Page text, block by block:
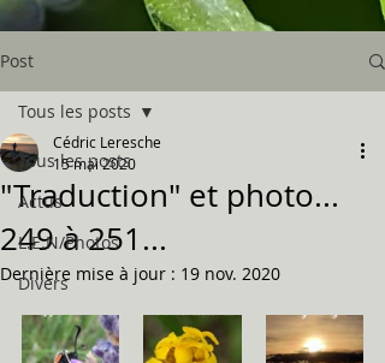
Post
Tous les posts
Actus
L.E.N/Photos
Divers
Tous les posts
"Traduction" et photo...
249 à 251...
Cédric Leresche
15 mai 2020
Dernière mise à jour : 19 nov. 2020